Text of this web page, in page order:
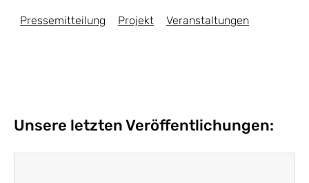
Pressemitteilung Projekt Veranstaltungen
Unsere letzten Veröffentlichungen: